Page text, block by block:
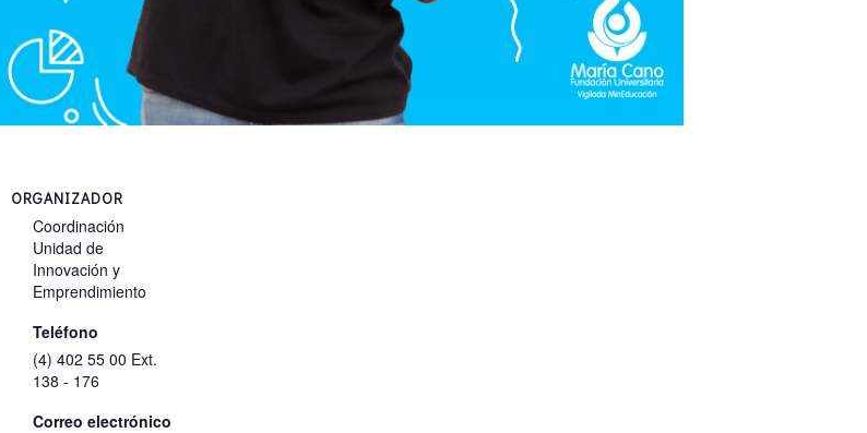
ORGANIZADOR
Coordinación
Unidad de
Innovación y
Emprendimiento
Teléfono
(4) 402 55 00 Ext.
138 - 176
Correo electrónico